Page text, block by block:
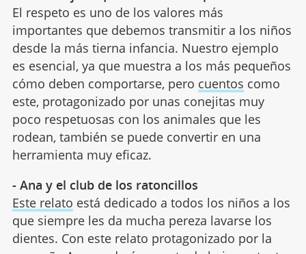
El respeto es uno de los valores más
importantes que debemos transmitir a los niños
desde la más tierna infancia. Nuestro ejemplo
es esencial, ya que muestra a los más pequeños
cómo deben comportarse, pero cuentos como
este, protagonizado por unas conejitas muy
poco respetuosas con los animales que les
rodean, también se puede convertir en una
herramienta muy eficaz.
- Ana y el club de los ratoncillos
Este relato está dedicado a todos los niños a los
que siempre les da mucha pereza lavarse los
dientes. Con este relato protagonizado por la